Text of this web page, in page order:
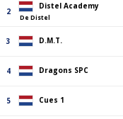
2
Distel Academy
De Distel
3 D.M.T.
4 Dragons SPC
5 Cues 1